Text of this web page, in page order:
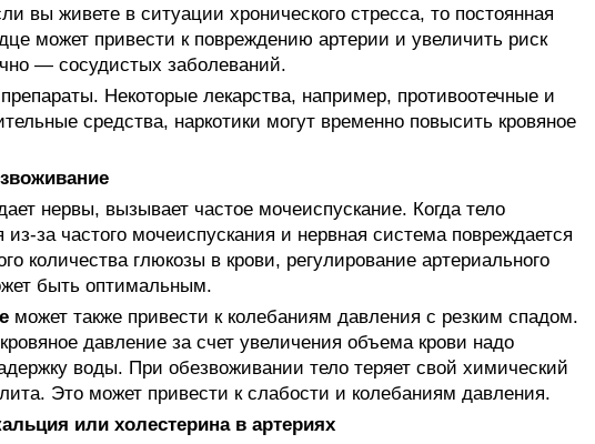
вы живете в ситуации хронического стресса, то постоянная
может привести к повреждению артерии и увеличить риск
— сосудистых заболеваний.
Некоторые лекарства, например, противоотечные и
средства, наркотики могут временно повысить кровяное
нервы, вызывает частое мочеиспускание. Когда тело
из-за частого мочеиспускания и нервная система повреждается
количества глюкозы в крови, регулирование артериального
быть оптимальным.
может также привести к колебаниям давления с резким спадом.
давление за счет увеличения объема крови надо
воды. При обезвоживании тело теряет свой химический
Это может привести к слабости и колебаниям давления.
или холестерина в артериях